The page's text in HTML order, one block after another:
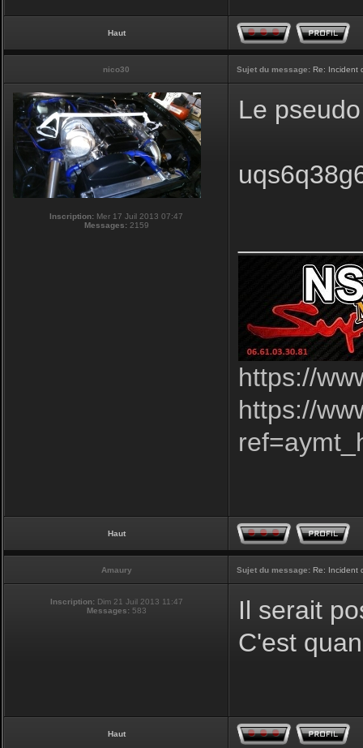
Haut
nico30 Sujet du message: Re: Incident
Inscription: Mer 17 Juil 2013 07:47
Messages:2159
Le
https://
https://
Haut
Amaury Sujet du message: Re: Incident
Inscription: Dim 21 Juil 2013 11:47
Messages:583
Il serait
C'est
Haut